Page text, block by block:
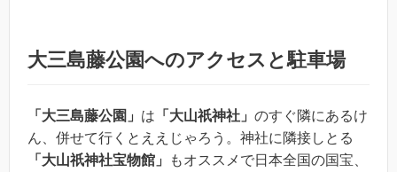
大三島藤公園へのアクセスと駐車場
「大三島藤公園」 は 「大山祇神社」 のすぐ隣にあるけ
ん、併せて行くとええじゃろう。神社に隣接しとる
「大山祇神社宝物館」
もオススメで日本全国の国宝、